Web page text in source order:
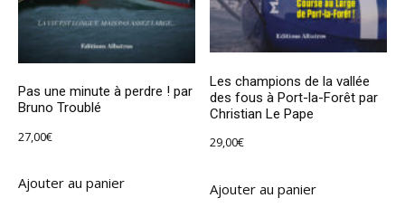
Pas une minute à perdre ! par
Bruno Troublé
27,00€
Ajouter au panier
Les champions de la vallée
des fous à Port-la-Forêt par
Christian Le Pape
29,00€
Ajouter au panier